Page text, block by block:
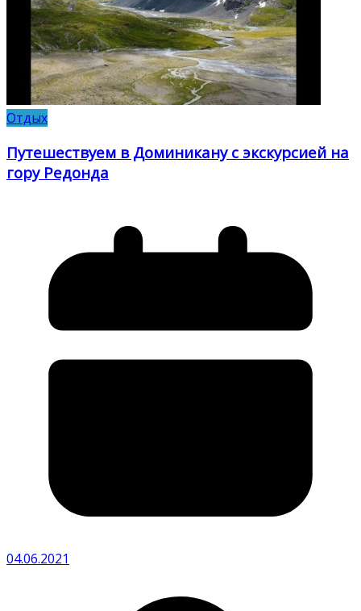
Отдых
Путешествуем в Доминикану с экскурсией на
гору Редонда
04.06.2021